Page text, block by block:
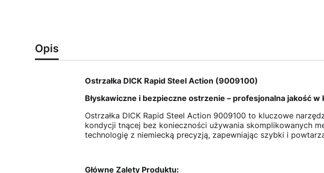
Opis
Ostrzałka DICK Rapid Steel Action (9009100)
Błyskawiczne i bezpieczne ostrzenie – profesjonalna jakość
Ostrzałka DICK Rapid Steel Action 9009100 to kluczowe
kondycji tnącej bez konieczności używania skomplikowanych
technologię z niemiecką precyzją, zapewniając szybki i
Główne Zalety Produktu: